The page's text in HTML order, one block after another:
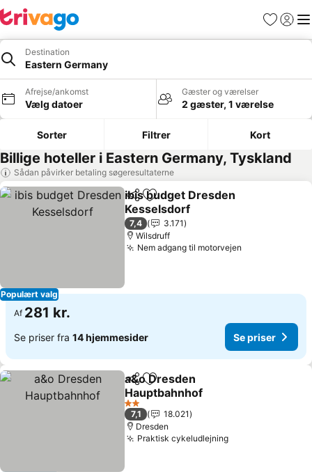
Favoritter
Log ind
Destination
Eastern Germany
Afrejse/ankomst
Vælg datoer
Gæster og værelser
2 gæster, 1 værelse
Sorter Filtrer Kort
Billige hoteller i Eastern Germany, Tyskland
Sådan påvirker betaling søgeresultaterne
Populært valg
Del Føj til favoritter
ibis budget Dresden
Kesselsdorf
7,4
3.171
Wilsdruff
Nem adgang til motorvejen
Af 281 kr.
Se priser fra 14 hjemmesider Se priser
Del Føj til favoritter
a&o Dresden
Hauptbahnhof
2 Stjerner
7,1
18.021
Dresden
Praktisk cykeludlejning